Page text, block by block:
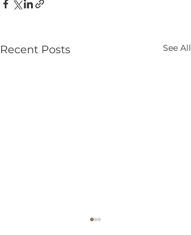
Recent Posts See All